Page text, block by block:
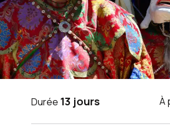
VOYAGE INDE
LADAKH
Durée 13 jours À